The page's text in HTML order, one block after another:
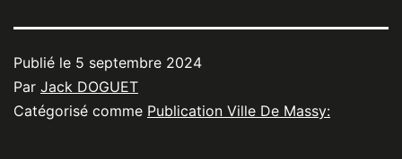
Publié le 5 septembre 2024
Par Jack DOGUET
Catégorisé comme Publication Ville De Massy: